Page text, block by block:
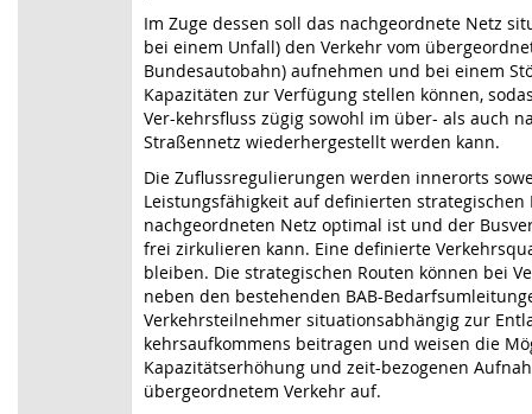
Im Zuge dessen soll das nachgeordnete Netz
bei einem Unfall) den Verkehr vom
Bundesautobahn) aufnehmen und bei einem
Kapazitäten zur Verfügung stellen können,
Ver-kehrsfluss zügig sowohl im über- als auch
Straßennetz wiederhergestellt werden kann.
Die Zuflussregulierungen werden innerorts
Leistungsfähigkeit auf definierten strategischen
nachgeordneten Netz optimal ist und der
frei zirkulieren kann. Eine definierte
bleiben. Die strategischen Routen können bei
neben den bestehenden BAB-
Verkehrsteilnehmer situationsabhängig zur
kehrsaufkommens beitragen und weisen die
Kapazitätserhöhung und zeit-bezogenen
übergeordnetem Verkehr auf.